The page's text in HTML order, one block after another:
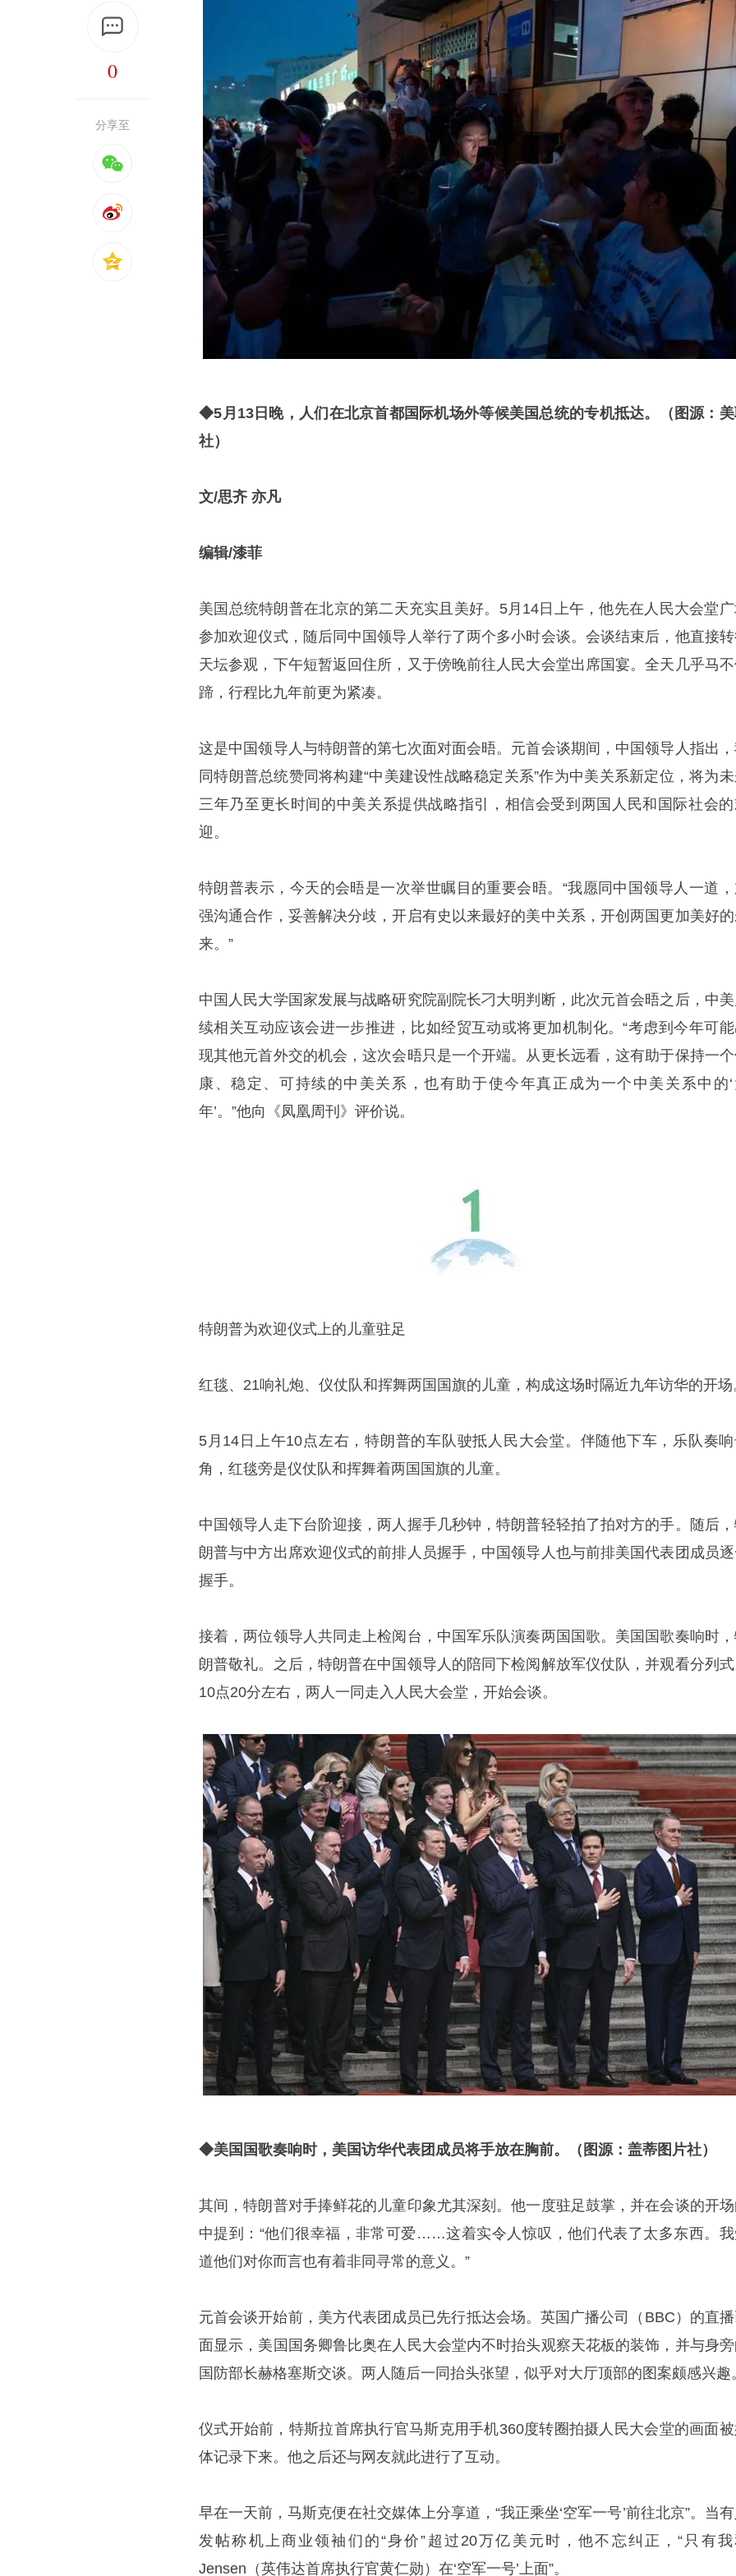
0
分享至
◆5月13日晚，人们在北京首都国际机场外等候美国总统的专机抵达。（图源：
社）
文/思齐 亦凡
编辑/漆菲
美国总统特朗普在北京的第二天充实且美好。5月14日上午，他先在人民大会堂
参加欢迎仪式，随后同中国领导人举行了两个多小时会谈。会谈结束后，他直接
天坛参观，下午短暂返回住所，又于傍晚前往人民大会堂出席国宴。全天几乎马
蹄，行程比九年前更为紧凑。
这是中国领导人与特朗普的第七次面对面会晤。元首会谈期间，中国领导人指出
同特朗普总统赞同将构建“中美建设性战略稳定关系”作为中美关系新定位，将为
三年乃至更长时间的中美关系提供战略指引，相信会受到两国人民和国际社会
迎。
特朗普表示，今天的会晤是一次举世瞩目的重要会晤。“我愿同中国领导人一道
强沟通合作，妥善解决分歧，开启有史以来最好的美中关系，开创两国更加美好
来。”
中国人民大学国家发展与战略研究院副院长刁大明判断，此次元首会晤之后，中
续相关互动应该会进一步推进，比如经贸互动或将更加机制化。“考虑到今年可
现其他元首外交的机会，这次会晤只是一个开端。从更长远看，这有助于保持一
康、稳定、可持续的中美关系，也有助于使今年真正成为一个中美关系中的
年’。”他向《凤凰周刊》评价说。
特朗普为欢迎仪式上的儿童驻足
红毯、21响礼炮、仪仗队和挥舞两国国旗的儿童，构成这场时隔近九年访华的开场
5月14日上午10点左右，特朗普的车队驶抵人民大会堂。伴随他下车，乐队奏
角，红毯旁是仪仗队和挥舞着两国国旗的儿童。
中国领导人走下台阶迎接，两人握手几秒钟，特朗普轻轻拍了拍对方的手。随后
朗普与中方出席欢迎仪式的前排人员握手，中国领导人也与前排美国代表团成员
握手。
接着，两位领导人共同走上检阅台，中国军乐队演奏两国国歌。美国国歌奏响时
朗普敬礼。之后，特朗普在中国领导人的陪同下检阅解放军仪仗队，并观看分列
10点20分左右，两人一同走入人民大会堂，开始会谈。
◆美国国歌奏响时，美国访华代表团成员将手放在胸前。（图源：盖蒂图片社）
其间，特朗普对手捧鲜花的儿童印象尤其深刻。他一度驻足鼓掌，并在会谈的开
中提到：“他们很幸福，非常可爱……这着实令人惊叹，他们代表了太多东西。
道他们对你而言也有着非同寻常的意义。”
元首会谈开始前，美方代表团成员已先行抵达会场。英国广播公司（BBC）的直
面显示，美国国务卿鲁比奥在人民大会堂内不时抬头观察天花板的装饰，并与身
国防部长赫格塞斯交谈。两人随后一同抬头张望，似乎对大厅顶部的图案颇感兴趣
仪式开始前，特斯拉首席执行官马斯克用手机360度转圈拍摄人民大会堂的画面
体记录下来。他之后还与网友就此进行了互动。
早在一天前，马斯克便在社交媒体上分享道，“我正乘坐‘空军一号’前往北京”。当
发帖称机上商业领袖们的“身价”超过20万亿美元时，他不忘纠正，“只有我
Jensen（英伟达首席执行官黄仁勋）在‘空军一号’上面”。